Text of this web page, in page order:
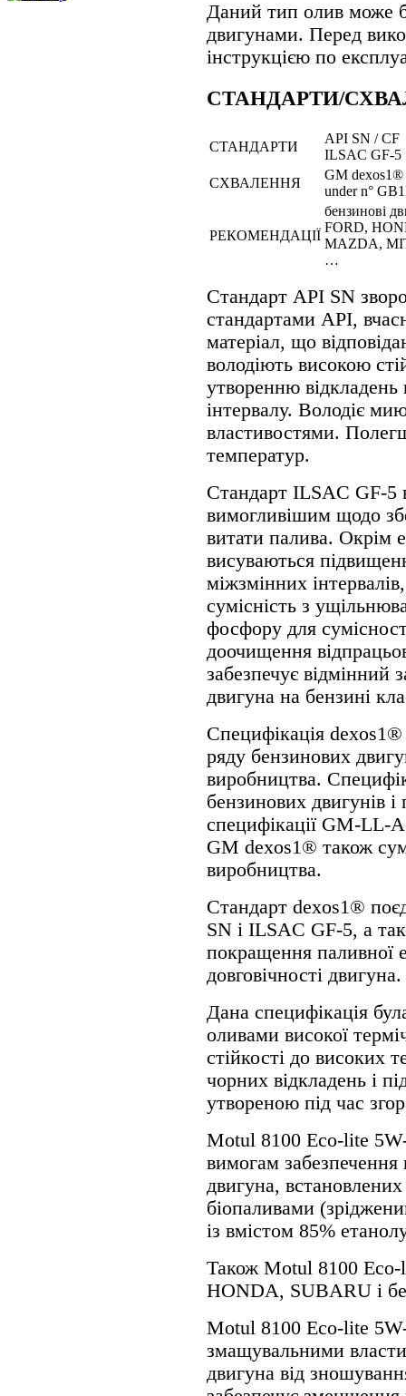
Даний тип олив може
двигунами. Перед
інструкцією по
СТАНДАРТИ/
СТАНДАРТИ
API SN / CF
ILSAC GF-5
СХВАЛЕННЯ
GM dexos1®
under n°
РЕКОМЕНДАЦІЇ
бензинові
FORD,
MAZDA,
…
Стандарт API SN
стандартами API,
матеріал, що
володіють високою
утворенню відкладень
інтервалу. Володіє
властивостями.
температур.
Стандарт ILSAC GF-5
вимогливішим щодо
витати палива. Окрім
висуваються
міжзмінних
сумісність з
фосфору для
доочищення
забезпечує відмінний
двигуна на бензині
Специфікація dexos1®
ряду бензинових
виробництва.
бензинових двигунів
специфікації GM-
GM dexos1® також
виробництва.
Стандарт dexos1®
SN і ILSAC GF-5, а
покращення паливної
довговічності двигуна.
Дана специфікація
оливами високої
стійкості до високих
чорних відкладень і
утвореною під час
Motul 8100 Eco-lite
вимогам забезпечення
двигуна,
біопаливами
із вмістом 85%
Також Motul 8100 Eco-
HONDA, SUBARU і
Motul 8100 Eco-lite
змащувальними
двигуна від